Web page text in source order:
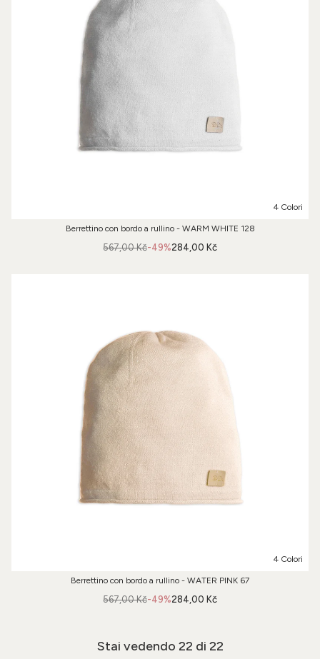
4 Colori
Berrettino con bordo a rullino - WARM WHITE 128
-49%
567,00 Kč 284,00 Kč
4 Colori
Berrettino con bordo a rullino - WATER PINK 67
-49%
567,00 Kč 284,00 Kč
Stai vedendo 22 di 22